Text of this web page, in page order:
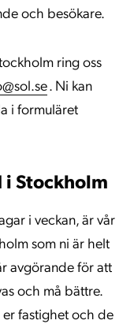
och besökare.
ring oss
. Ni kan
i formuläret
Stockholm
i veckan, är vår
som ni är helt
avgörande för att
och må bättre.
er fastighet och de